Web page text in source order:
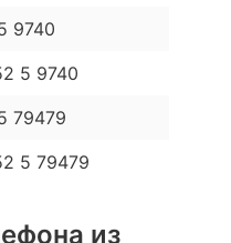
9740
5 9740
79479
5 79479
из